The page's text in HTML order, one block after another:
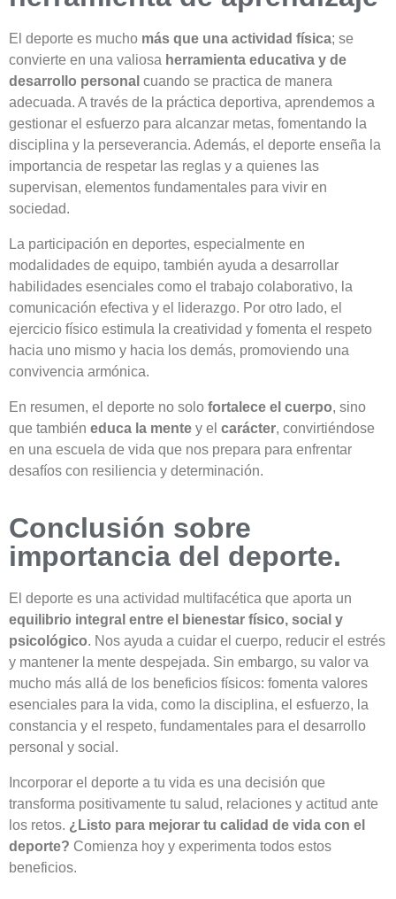
El deporte es mucho más que una actividad física; se
convierte en una valiosa herramienta educativa y de
desarrollo personal cuando se practica de manera
adecuada. A través de la práctica deportiva, aprendemos a
gestionar el esfuerzo para alcanzar metas, fomentando la
disciplina y la perseverancia. Además, el deporte enseña la
importancia de respetar las reglas y a quienes las
supervisan, elementos fundamentales para vivir en
sociedad.
La participación en deportes, especialmente en
modalidades de equipo, también ayuda a desarrollar
habilidades esenciales como el trabajo colaborativo, la
comunicación efectiva y el liderazgo. Por otro lado, el
ejercicio físico estimula la creatividad y fomenta el respeto
hacia uno mismo y hacia los demás, promoviendo una
convivencia armónica.
En resumen, el deporte no solo fortalece el cuerpo, sino
que también educa la mente y el carácter, convirtiéndose
en una escuela de vida que nos prepara para enfrentar
desafíos con resiliencia y determinación.
Conclusión sobre
importancia del deporte.
El deporte es una actividad multifacética que aporta un
equilibrio integral entre el bienestar físico, social y
psicológico. Nos ayuda a cuidar el cuerpo, reducir el estrés
y mantener la mente despejada. Sin embargo, su valor va
mucho más allá de los beneficios físicos: fomenta valores
esenciales para la vida, como la disciplina, el esfuerzo, la
constancia y el respeto, fundamentales para el desarrollo
personal y social.
Incorporar el deporte a tu vida es una decisión que
transforma positivamente tu salud, relaciones y actitud ante
los retos. ¿Listo para mejorar tu calidad de vida con el
deporte? Comienza hoy y experimenta todos estos
beneficios.